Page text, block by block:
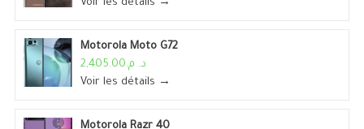
Voir les détails →
Motorola Moto G72
د. م.2,405.00
Voir les détails →
Motorola Razr 40